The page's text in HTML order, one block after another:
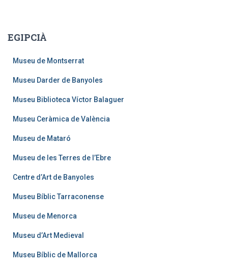
:EGIPCIÀ
Museu de Montserrat
Museu Darder de Banyoles
Museu Biblioteca Víctor Balaguer
Museu Ceràmica de València
Museu de Mataró
Museu de les Terres de l’Ebre
Centre d’Art de Banyoles
Museu Bíblic Tarraconense
Museu de Menorca
Museu d’Art Medieval
Museu Bíblic de Mallorca